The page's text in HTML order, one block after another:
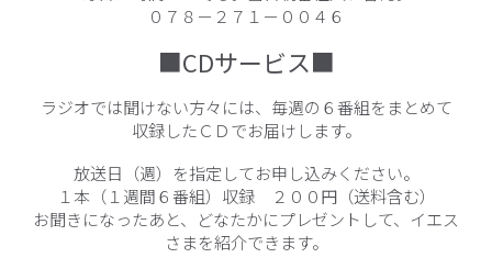
０７８－２７１－００４６
■CDサービス■
ラジオでは聞けない方々には、毎週の６番組をまとめて
収録したＣＤでお届けします。
放送日（週）を指定してお申し込みください。
１本（１週間６番組）収録 ２００円（送料含む）
お聞きになったあと、どなたかにプレゼントして、イエス
さまを紹介できます。